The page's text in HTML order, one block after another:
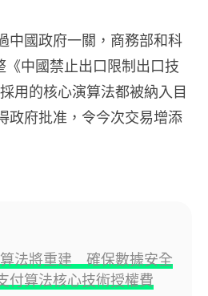
中國政府一關，商務部和科
中國禁止出口限制出口技
用的核心演算法都被納入目
政府批准，令今次交易增添
法將重建 確保數據安全
算法核心技術授權費